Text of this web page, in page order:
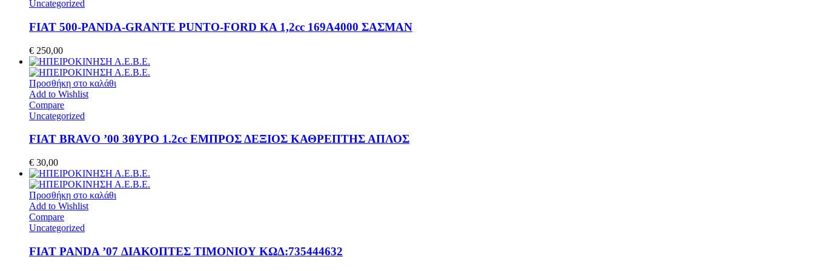
Uncategorized
FIAT 500-PANDA-GRANTE PUNTO-FORD KA 1,2cc 169A4000 ΣΑΣΜΑΝ
€ 250,00
Προσθήκη στο καλάθι
Add to Wishlist
Compare
Uncategorized
FIAT BRAVO ’00 3θΥΡΟ 1.2cc ΕΜΠΡΟΣ ΔΕΞΙΟΣ ΚΑΘΡΕΠΤΗΣ ΑΠΛΟΣ
€ 30,00
Προσθήκη στο καλάθι
Add to Wishlist
Compare
Uncategorized
FIAT PANDA ’07 ΔΙΑΚΟΠΤΕΣ ΤΙΜΟΝΙΟΥ ΚΩΔ:735444632